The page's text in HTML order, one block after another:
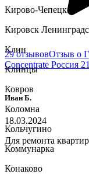
29 отзывовОтзыв о
Concentrate Россия
Иван Б.
18.03.2024
Для ремонта
Кирово-Чепецк
Кировск
Клин
Клинцы
Ковров
Коломна
Кольчугино
Коммунарка
Конаково